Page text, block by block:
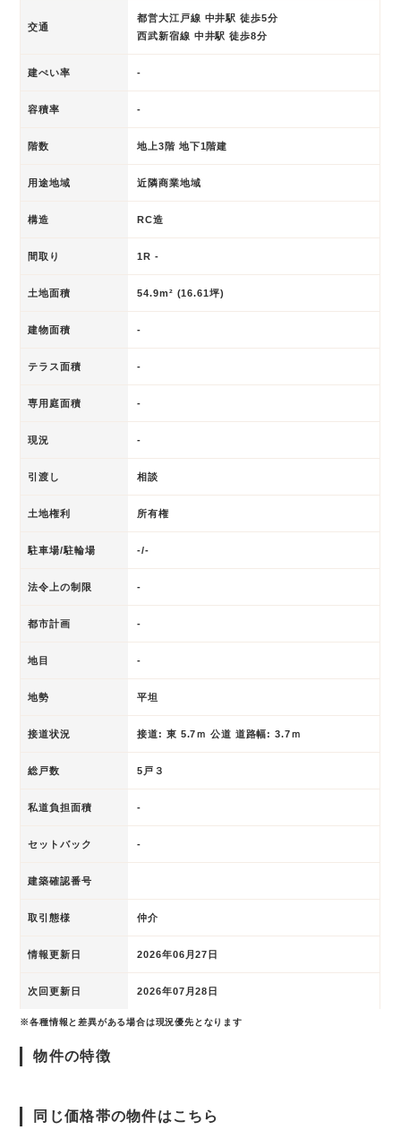
交通
都営大江戸線 中井駅 徒歩5分
西武新宿線 中井駅 徒歩8分
建ぺい率 -
容積率 -
階数 地上3階 地下1階建
用途地域 近隣商業地域
構造 RC造
間取り 1R -
土地面積 54.9m² (16.61坪)
建物面積 -
テラス面積 -
専用庭面積 -
現況 -
引渡し 相談
土地権利 所有権
駐車場/駐輪場 -/-
法令上の制限 -
都市計画 -
地目 -
地勢 平坦
接道状況 接道: 東 5.7ｍ 公道 道路幅: 3.7ｍ
総戸数 5戸３
私道負担面積 -
セットバック -
建築確認番号
取引態様 仲介
情報更新日 2026年06月27日
次回更新日 2026年07月28日
※各種情報と差異がある場合は現況優先となります
物件の特徴
同じ価格帯の物件はこちら